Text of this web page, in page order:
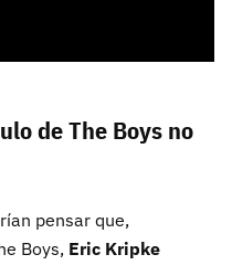
de The Boys no
pensar que,
Boys, Eric Kripke